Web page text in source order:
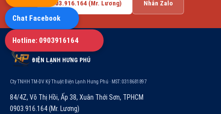
0903.916.164 (Mr. Lương) Nhắn Zalo
ĐIỆN LẠNH HƯNG PHÚ
Cty TNHH TM-DV Kỹ Thuật Điện Lạnh Hưng Phú · MST: 0318681897
84/4Z, Võ Thị Hồi, Ấp 38, Xuân Thới Sơn, TPHCM
0903.916.164 (Mr. Lương)
Chat Facebook
Hotline: 0903916164